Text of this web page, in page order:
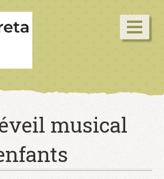
musical